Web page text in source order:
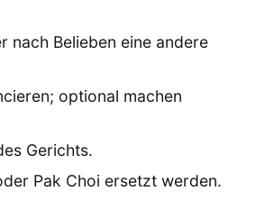
nach Belieben eine andere
optional machen
Gerichts.
Pak Choi ersetzt werden.